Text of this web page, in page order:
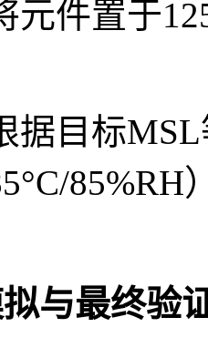
元件置于
据目标
与最终验